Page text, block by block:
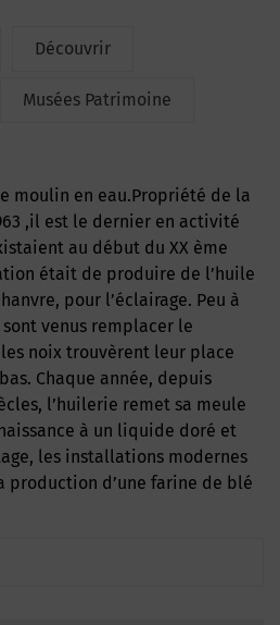
Découvrir
Musées Patrimoine
,il est le dernier en activité
au début du XX ème
était de produire de l’huile
pour l’éclairage. Peu à
venus remplacer le
noix trouvèrent leur place
Chaque année, depuis
l’huilerie remet sa meule
à un liquide doré et
les installations modernes
d’une farine de blé